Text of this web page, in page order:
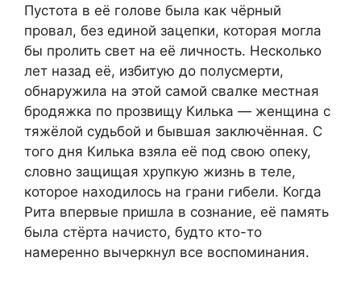
Пустота в её голове была как чёрный
провал, без единой зацепки, которая могла
бы пролить свет на её личность. Несколько
лет назад её, избитую до полусмерти,
обнаружила на этой самой свалке местная
бродяжка по прозвищу Килька — женщина с
тяжёлой судьбой и бывшая заключённая. С
того дня Килька взяла её под свою опеку,
словно защищая хрупкую жизнь в теле,
которое находилось на грани гибели. Когда
Рита впервые пришла в сознание, её память
была стёрта начисто, будто кто-то
намеренно вычеркнул все воспоминания.